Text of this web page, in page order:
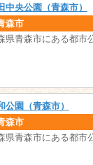
中央公園（青森市）
森市
県青森市にある都市
公園（青森市）
森市
県青森市にある都市